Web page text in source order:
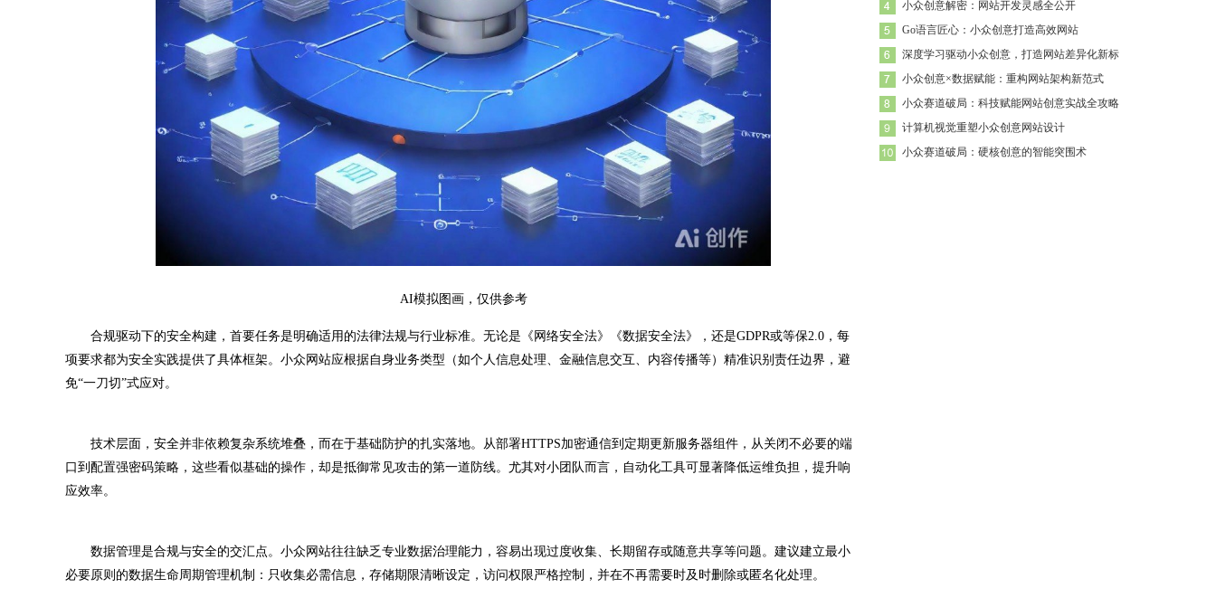
AI模拟图画，仅供参考
合规驱动下的安全构建，首要任务是明确适用的法律法规与行业标准。无论是《网络安全法》《数据安全法》，还是GDPR或等保2.0，每
项要求都为安全实践提供了具体框架。小众网站应根据自身业务类型（如个人信息处理、金融信息交互、内容传播等）精准识别责任边界，避
免“一刀切”式应对。
技术层面，安全并非依赖复杂系统堆叠，而在于基础防护的扎实落地。从部署HTTPS加密通信到定期更新服务器组件，从关闭不必要的端
口到配置强密码策略，这些看似基础的操作，却是抵御常见攻击的第一道防线。尤其对小团队而言，自动化工具可显著降低运维负担，提升响
应效率。
数据管理是合规与安全的交汇点。小众网站往往缺乏专业数据治理能力，容易出现过度收集、长期留存或随意共享等问题。建议建立最小
必要原则的数据生命周期管理机制：只收集必需信息，存储期限清晰设定，访问权限严格控制，并在不再需要时及时删除或匿名化处理。
小众创意解密：网站开发灵感全公开
Go语言匠心：小众创意打造高效网站
深度学习驱动小众创意，打造网站差异化新标
小众创意×数据赋能：重构网站架构新范式
小众赛道破局：科技赋能网站创意实战全攻略
计算机视觉重塑小众创意网站设计
小众赛道破局：硬核创意的智能突围术